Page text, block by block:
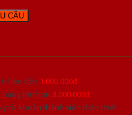
lên đến 1.000.000đ
hàng lớn hơn 3.000.000đ
tài khoản thành viên thân thiết